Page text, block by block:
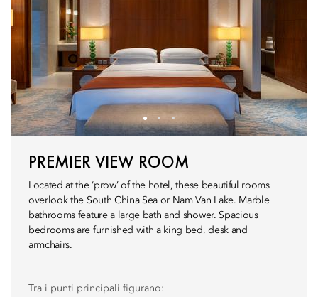
PREMIER VIEW ROOM
Located at the ‘prow’ of the hotel, these beautiful rooms
overlook the South China Sea or Nam Van Lake. Marble
bathrooms feature a large bath and shower. Spacious
bedrooms are furnished with a king bed, desk and
armchairs.
Tra i punti principali figurano: